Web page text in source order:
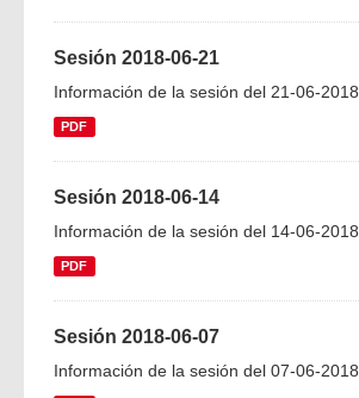
Sesión 2018-06-21
Información de la sesión del 21-06-2018
PDF
Sesión 2018-06-14
Información de la sesión del 14-06-2018
PDF
Sesión 2018-06-07
Información de la sesión del 07-06-2018